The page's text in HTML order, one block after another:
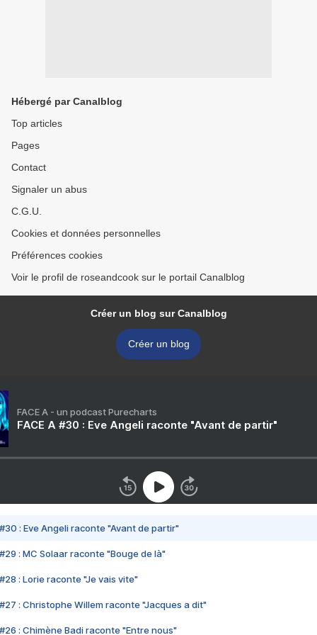
Hébergé par Canalblog
Top articles
Pages
Contact
Signaler un abus
C.G.U.
Cookies et données personnelles
Préférences cookies
Voir le profil de roseandcook sur le portail Canalblog
Créer un blog sur Canalblog
Créer un blog
FACE A - un podcast Purecharts
FACE A #30 : Eve Angeli raconte "Avant de partir"
#30 : Eve Angeli raconte "Avant de partir"
#29 : MC Solaar raconte "Bouge de là"
#28 : Lorie raconte "Je vais vite"
#27 : Christophe Willem raconte "Jacques a dit"
#26 : Chimène Badi raconte "Entre nous"